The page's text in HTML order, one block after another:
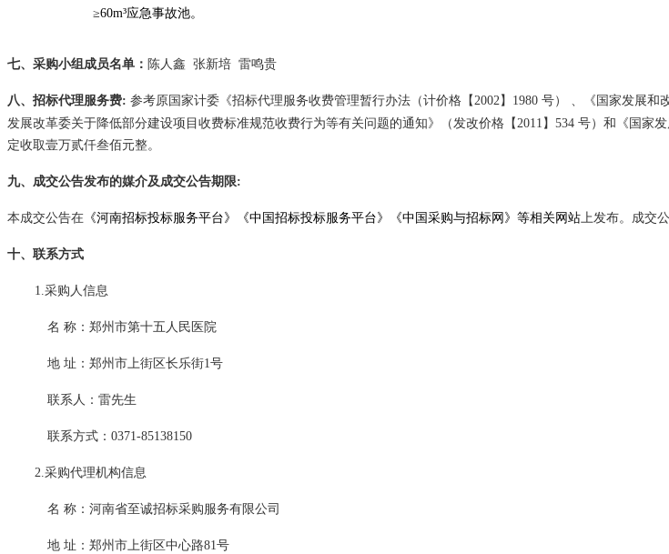
≥60m³应急事故池。
七、采购小组成员名单： 陈人鑫 张新培 雷鸣贵
八、招标代理服务费: 参考原国家计委《招标代理服务收费管理暂行办法（计价格【2002】1980 号） 、《国家发展
发展改革委关于降低部分建设项目收费标准规范收费行为等有关问题的通知》（发改价格【2011】534 号）和《国
定收取壹万贰仟叁佰元整。
九、成交公告发布的媒介及成交公告期限:
本成交公告在 《河南招标投标服务平台》《中国招标投标服务平台》《中国采购与招标网》 等相关网站上发布。成交
十、联系方式
1.采购人信息
名 称：郑州市第十五人民医院
地 址：郑州市上街区长乐街1号
联系人：雷先生
联系方式： 0371-85138150
2.采购代理机构信息
名 称：河南省至诚招标采购服务有限公司
地 址：郑州市上街区中心路81号